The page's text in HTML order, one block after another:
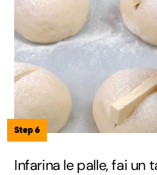
Step 6
Infarina le palle, fai un